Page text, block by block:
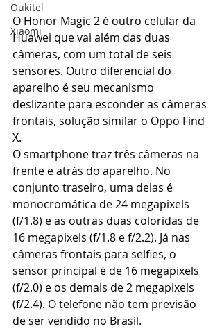
Oukitel
Xiaomi
O Honor Magic 2 é outro celular da
Huawei que vai além das duas
câmeras, com um total de seis
sensores. Outro diferencial do
aparelho é seu mecanismo
deslizante para esconder as câmeras
frontais, solução similar o Oppo Find
X.
O smartphone traz três câmeras na
frente e atrás do aparelho. No
conjunto traseiro, uma delas é
monocromática de 24 megapixels
(f/1.8) e as outras duas coloridas de
16 megapixels (f/1.8 e f/2.2). Já nas
câmeras frontais para selfies, o
sensor principal é de 16 megapixels
(f/2.0) e os demais de 2 megapixels
(f/2.4). O telefone não tem previsão
de ser vendido no Brasil.